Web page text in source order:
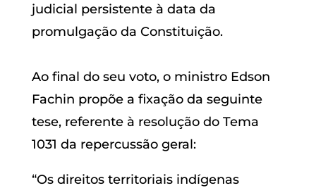
judicial persistente à data da
promulgação da Constituição.
Ao final do seu voto, o ministro Edson
Fachin propõe a fixação da seguinte
tese, referente à resolução do Tema
1031 da repercussão geral:
“Os direitos territoriais indígenas